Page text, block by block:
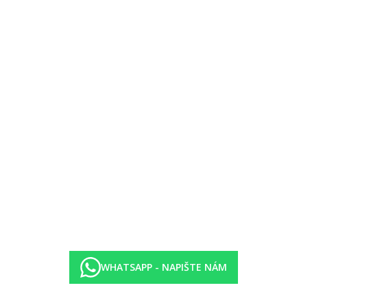
právo na změnu vyhrazeno
nápojů místních i mezinárodních značek
právo na změnu vyhrazeno
m. Dlouhá písečná pláž C’an Picafort cca 2 km. Lehátka a slunečníky za poplatek.
vyžádání).
WHATSAPP - NAPIŠTE NÁM